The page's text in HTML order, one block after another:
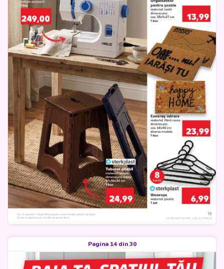
Pagina 14 din 30